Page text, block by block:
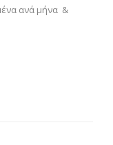
ανά μήνα &